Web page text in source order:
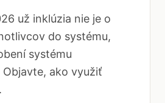
už inklúzia nie je o
do systému,
systému
ako využiť